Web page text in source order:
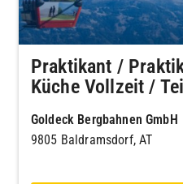
Praktikant /
Küche Vollzeit /
Goldeck Bergbahnen GmbH
9805 Baldramsdorf, AT